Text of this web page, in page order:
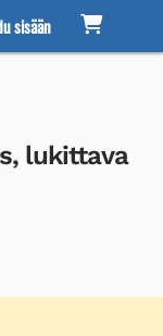
sisään
lukittava